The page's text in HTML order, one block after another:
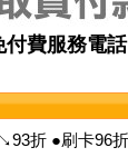
付費服務電
折 ●刷卡96折